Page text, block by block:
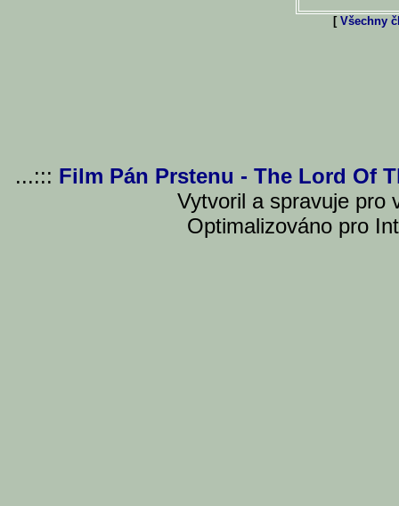
[ Všechny
...::: Film Pán Prstenu - The Lord Of
Vytvoril a spravuje pro
Optimalizováno pro